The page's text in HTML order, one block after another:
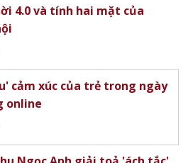
4.0 và tính hai mặt của
cảm xúc của trẻ trong ngày
online